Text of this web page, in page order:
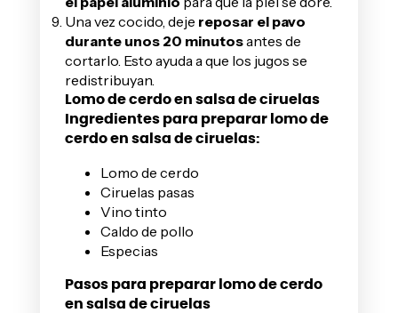
Una vez cocido, deje reposar el pavo
durante unos 20 minutosantes de
cortarlo. Esto ayuda a que los jugos se
redistribuyan.
Lomo de cerdo en salsa de ciruelas
Ingredientes para preparar lomo de
cerdo en salsa de ciruelas:
Lomo de cerdo
Ciruelas pasas
Vino tinto
Caldo de pollo
Especias
Pasos para preparar lomo de cerdo
en salsa de ciruelas